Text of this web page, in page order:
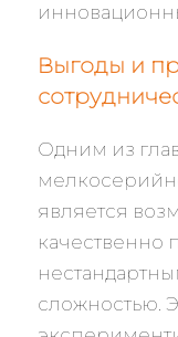
Выгоды и
Одним из
является
качественно
сложностью.